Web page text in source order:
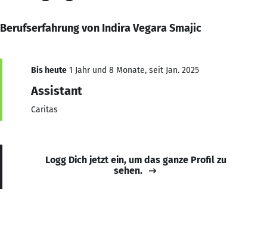
Berufserfahrung von Indira Vegara Smajic
Bis heute 1 Jahr und 8 Monate, seit Jan. 2025
Assistant
Caritas
Logg Dich jetzt ein, um das ganze Profil zu
sehen.